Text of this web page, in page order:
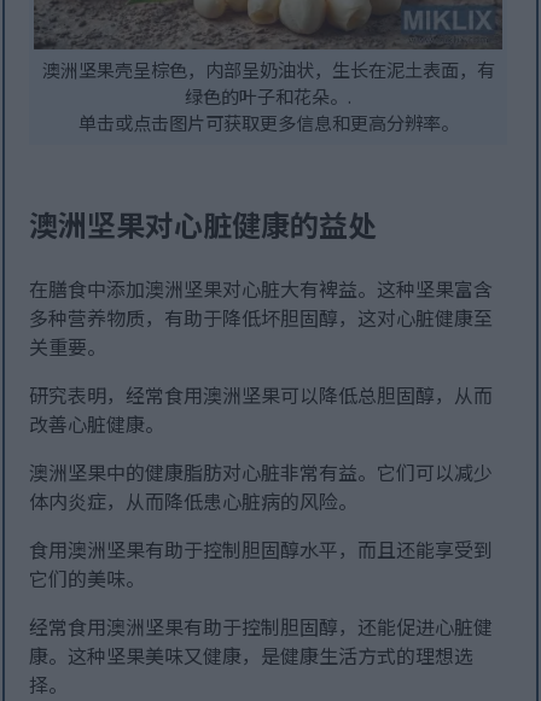
澳洲坚果壳呈棕色，内部呈奶油状，生长在泥土表面，有
绿色的叶子和花朵。.
单击或点击图片可获取更多信息和更高分辨率。
澳洲坚果对心脏健康的益处
在膳食中添加澳洲坚果对心脏大有裨益。这种坚果富含
多种营养物质，有助于降低坏胆固醇，这对心脏健康至
关重要。
研究表明，经常食用澳洲坚果可以降低总胆固醇，从而
改善心脏健康。
澳洲坚果中的健康脂肪对心脏非常有益。它们可以减少
体内炎症，从而降低患心脏病的风险。
食用澳洲坚果有助于控制胆固醇水平，而且还能享受到
它们的美味。
经常食用澳洲坚果有助于控制胆固醇，还能促进心脏健
康。这种坚果美味又健康，是健康生活方式的理想选
择。